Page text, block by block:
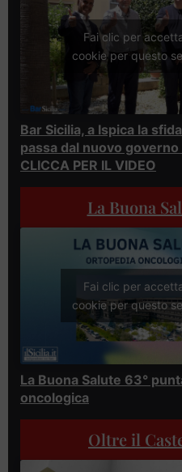
Fai clic per
cookie per questo
Bar Sicilia, a Ispica la
passa dal nuovo
CLICCA PER IL VIDEO
La Buona
Fai clic per
cookie per questo
La Buona Salute 63°
oncologica
Oltre il